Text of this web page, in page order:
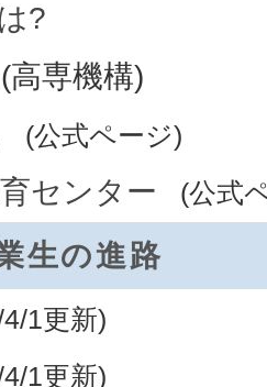
?
(高専機構)
(公式ページ)
センター (公式
生の進路
1更新)
1更新)